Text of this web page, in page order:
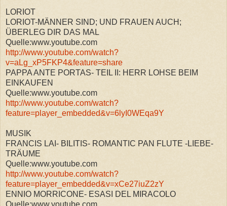
LORIOT
LORIOT-MÄNNER SIND; UND FRAUEN AUCH;
ÜBERLEG DIR DAS MAL
Quelle:www.youtube.com
http://www.youtube.com/watch?
v=aLg_xP5FKP4&feature=share
PAPPA ANTE PORTAS- TEIL II: HERR LOHSE BEIM
EINKAUFEN
Quelle:www.youtube.com
http://www.youtube.com/watch?
feature=player_embedded&v=6lyI0WEqa9Y
MUSIK
FRANCIS LAI- BILITIS- ROMANTIC PAN FLUTE -LIEBE-
TRÄUME
Quelle:www.youtube.com
http://www.youtube.com/watch?
feature=player_embedded&v=xCe27iuZ2zY
ENNIO MORRICONE- ESASI DEL MIRACOLO
Quelle:www.youtube.com